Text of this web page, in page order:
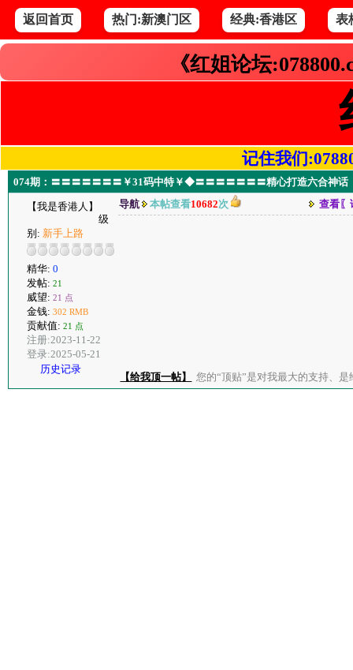
返回首页 热门:新澳门区 经典:香港区 表
《红姐论坛
记住我们
074期：〓〓〓〓〓〓〓￥31码中特￥◆〓〓〓〓〓〓〓精心打造六合神话
【我是香港人】
级
别: 新手上路
精华: 0
发帖: 21
威望: 21 点
金钱: 302 RMB
贡献值: 21 点
注册:2023-11-22
登录:2025-05-21
历史记录
导航 本帖查看10682次 查看〖
【给我顶一帖】 您的“顶贴”是对我最大的支持、